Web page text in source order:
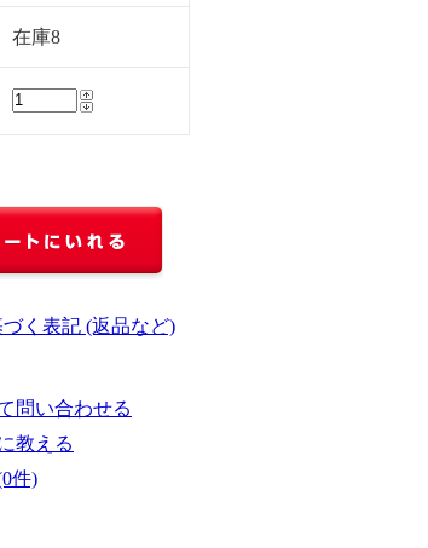
在庫8
く表記 (返品など)
問い合わせる
教える
件)